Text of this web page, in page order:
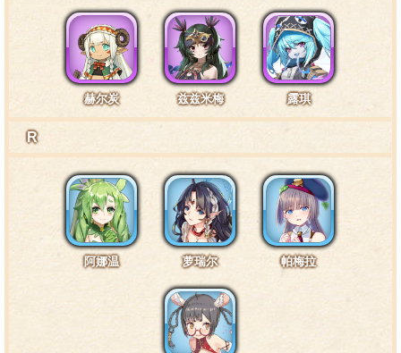
皮肤1互动台词12·气球1
气球……会把我带到哪里去呢……该、该不会一辈子
皮肤1互动台词13·枕头1
枕头破掉了？这可是我才买的新枕头啊，怎、怎怎怎
么办才好！哦对了，这里是梦境啊，那没事了。
赫尔炭 兹兹米梅 露琪
R
阿娜温 萝瑞尔 帕梅拉